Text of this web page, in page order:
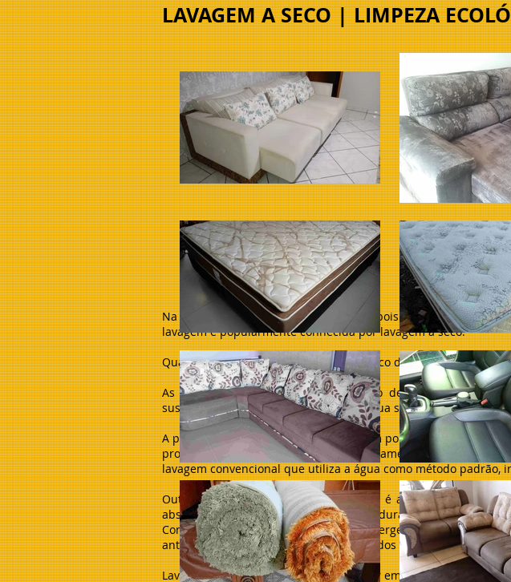
Na verdade, é uma lavagem ecológica, pois utiliza
lavagem é popularmente conhecida por lavagem a seco.
Quais são as vantagens da lavagem a seco dos sofás e estofados
As vantagens relacionadas ao processo de lavagem a seco
sustentabilidade. Evitar que litros de água sejam
A precisão nos resultados também é um ponto forte.
produtos químicos formulados especificamente para a
lavagem convencional que utiliza a água como método
Outra vantagem deste tipo de lavagem é a conservação da
absorve e incha para logo em seguida, durante a secagem,
Como a lavagem a seco é feita com detergentes que tem
antes e depois da lavagem. Tecidos lavados a seco, têm em
Lavagem a seco de sofás e estofados por empresa especializada
LAVAGEM A SECO | LIMPEZA